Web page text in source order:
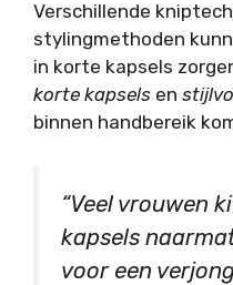
Verschillende
stylingmethoden
in korte kapsels
korte kapsels en
binnen handbereik
“Veel vrouwen
kapsels
voor een